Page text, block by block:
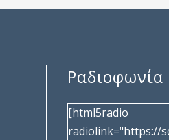
Ραδιοφωνία
[html5radio
radiolink="https://